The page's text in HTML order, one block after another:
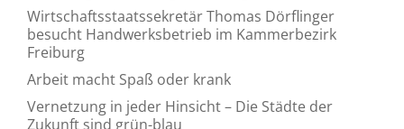
Wirtschaftsstaatssekretär Thomas Dörflinger
besucht Handwerksbetrieb im Kammerbezirk
Freiburg
Arbeit macht Spaß oder krank
Vernetzung in jeder Hinsicht – Die Städte der
Zukunft sind grün-blau